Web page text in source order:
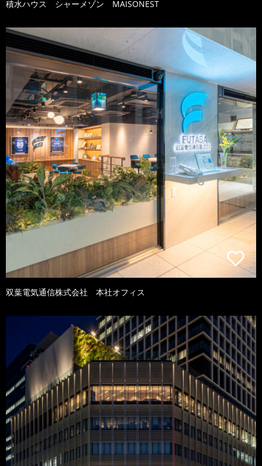
積水ハウス シャーメゾン MAISONEST
双葉電気通信株式会社 本社オフィス